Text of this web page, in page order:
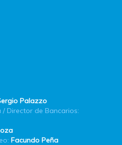
Palazzo
Director de Bancarios:
Facundo Peña